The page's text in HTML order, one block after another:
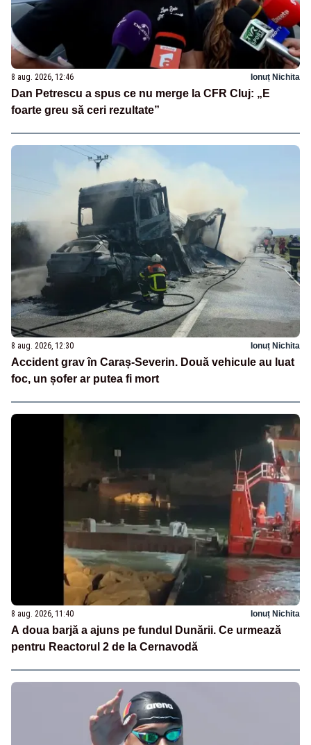
8 aug. 2026, 12:46 Ionuț Nichita
Dan Petrescu a spus ce nu merge la CFR Cluj: „E
foarte greu să ceri rezultate”
8 aug. 2026, 12:30 Ionuț Nichita
Accident grav în Caraș-Severin. Două vehicule au luat
foc, un șofer ar putea fi mort
8 aug. 2026, 11:40 Ionuț Nichita
A doua barjă a ajuns pe fundul Dunării. Ce urmează
pentru Reactorul 2 de la Cernavodă